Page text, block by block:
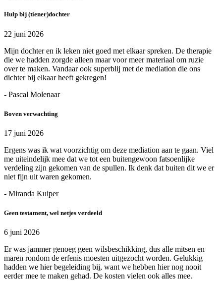
Hulp bij (tiener)dochter
22 juni 2026
Mijn dochter en ik leken niet goed met elkaar spreken. De therapie
die we hadden zorgde alleen maar voor meer materiaal om ruzie
over te maken. Vandaar ook superblij met de mediation die ons
dichter bij elkaar heeft gekregen!
- Pascal Molenaar
Boven verwachting
17 juni 2026
Ergens was ik wat voorzichtig om deze mediation aan te gaan. Viel
me uiteindelijk mee dat we tot een buitengewoon fatsoenlijke
verdeling zijn gekomen van de spullen. Ik denk dat buiten dit we er
niet fijn uit waren gekomen.
- Miranda Kuiper
Geen testament, wel netjes verdeeld
6 juni 2026
Er was jammer genoeg geen wilsbeschikking, dus alle mitsen en
maren rondom de erfenis moesten uitgezocht worden. Gelukkig
hadden we hier begeleiding bij, want we hebben hier nog nooit
eerder mee te maken gehad. De kosten vielen ook alles mee.